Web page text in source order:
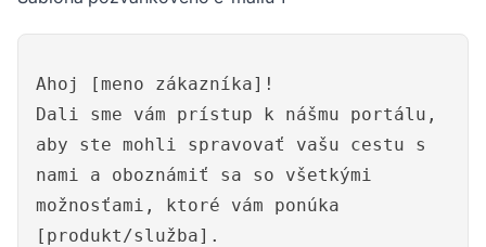
Ahoj [meno zákazníka]!
Dali sme vám prístup k nášmu portálu,
aby ste mohli spravovať vašu cestu s
nami a oboznámiť sa so všetkými
možnosťami, ktoré vám ponúka
[produkt/služba].